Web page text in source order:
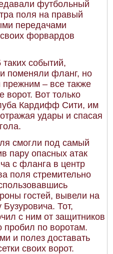
футбольный
поля на правый
передачами
форвардов
событий,
поменяли фланг, но
прежним – все также
Вот только
Кардифф Сити, им
удары и спасая
смогли под самый
пару опасных атак
с фланга в центр
поля стремительно
гостей, вывели на
Тот,
с ним от защитников
пробил по воротам.
и полез доставать
своих ворот.